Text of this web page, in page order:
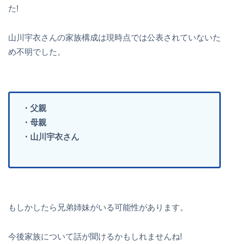
た!
山川宇衣さんの家族構成は現時点では公表されていないた
め不明でした。
・父親
・母親
・山川宇衣さん
もしかしたら兄弟姉妹がいる可能性があります。
今後家族について話が聞けるかもしれませんね!